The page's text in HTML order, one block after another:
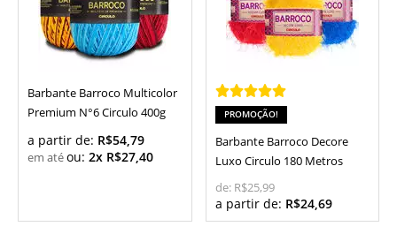
Barbante Barroco Multicolor
Premium N°6 Circulo 400g
a partir de: R$54,79
ou: 2x R$27,40
PROMOÇÃO!
Barbante Barroco Decore
Luxo Circulo 180 Metros
de: R$25,99
a partir de: R$24,69